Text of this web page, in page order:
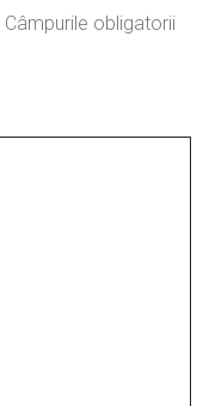
Câmpurile obligatorii